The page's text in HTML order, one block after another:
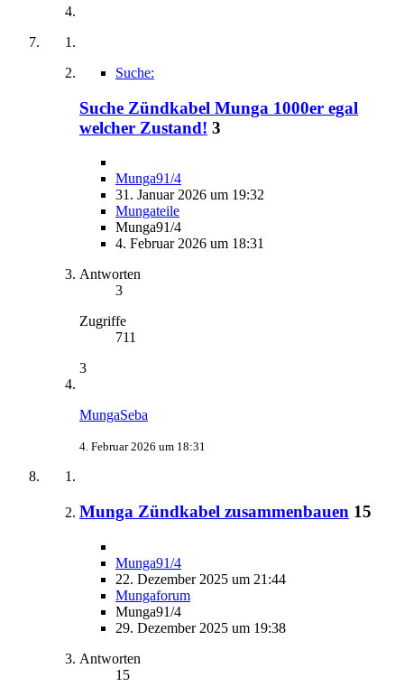
Suche:
Suche Zündkabel Munga 1000er egal
welcher Zustand! 3
Munga91/4
31. Januar 2026 um 19:32
Mungateile
Munga91/4
4. Februar 2026 um 18:31
Antworten
3
Zugriffe
711
3
MungaSeba
4. Februar 2026 um 18:31
Munga Zündkabel zusammenbauen 15
Munga91/4
22. Dezember 2025 um 21:44
Mungaforum
Munga91/4
29. Dezember 2025 um 19:38
Antworten
15